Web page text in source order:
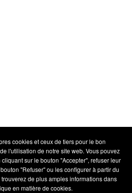
cookies et ceux de tiers pour le bon
l'utilisation de notre site web. Vous pouvez
sur le bouton "Accepter", refuser leur
"Refuser" ou les configurer à partir du
de plus amples informations dans
en matière de cookies.